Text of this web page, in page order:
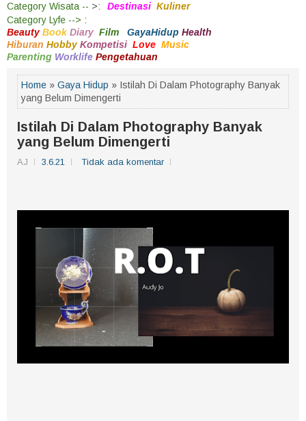
Category Wisata -- >: Destinasi Kuliner
Category Lyfe --> :
Beauty Book Diary Film GayaHidup Health
Hiburan Hobby Kompetisi Love Music
Parenting Worklife Pengetahuan
Home » Gaya Hidup » Istilah Di Dalam Photography Banyak
yang Belum Dimengerti
Istilah Di Dalam Photography Banyak
yang Belum Dimengerti
AJ 3.6.21 Tidak ada komentar